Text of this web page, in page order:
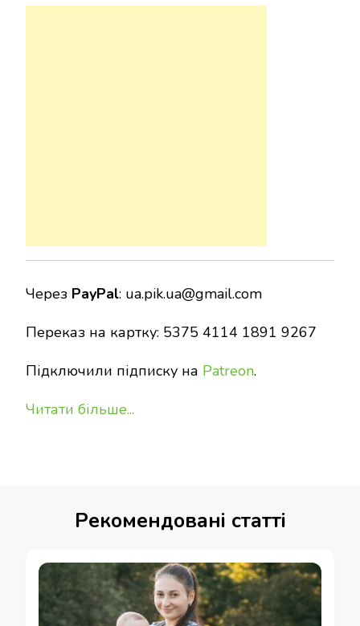
Через PayPal: ua.pik.ua@gmail.com
Переказ на картку: 5375 4114 1891 9267
Підключили підписку на Patreon.
Читати більше...
Рекомендовані статті